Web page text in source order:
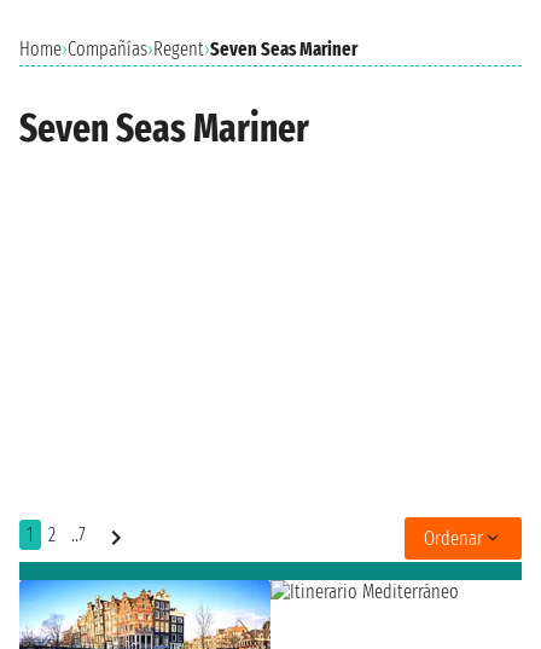
Home›Compañías›Regent›Seven Seas Mariner
Seven Seas Mariner
1 2 ..7 Ordenar